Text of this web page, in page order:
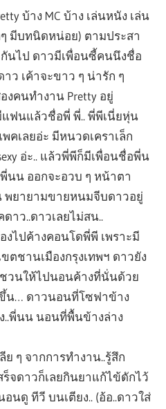
บ้าง MC บ้าง เล่นหนัง เล่น
มีบทนิดหน่อย) ตามประสา
นไป ดาวมีเพื่อนซี้คนนึงชื่อ
ว เค้าจะขาว ๆ น่ารัก ๆ
งคนทำงาน Pretty อยู่
แฟนแล้วชื่อพี่ พี่.. พี่พีเนี่ยหุ่น
เลยอ่ะ มีหนวดเคราเล็ก
อ่ะ.. แล้วพี่พีก็มีเพื่อนชื่อพี่น
นน ออกจะอวบ ๆ หน้าตา
พยายามขายหนมจีบดาวอยู่
าว..ดาวเลยไม่สน..
งไปค้างคอนโดพี่พี เพราะมี
ตชานเมืองกรุงเทพฯ ดาวยัง
วนให้ไปนอนค้างที่นั่นด้วย
น… ดาวนอนที่โซฟาข้าง
..พี่นน นอนที่พื้นข้างล่าง
ๆ จากการทำงาน..รู้สึก
จดาวก็เลยกินยาแก้ไข้ดักไว้
ดู ทีวี บนเตียง.. (อ้อ..ดาวใส่